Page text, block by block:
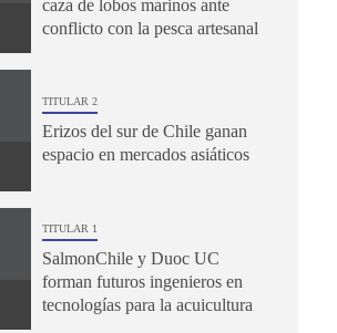
caza de lobos marinos ante
conflicto con la pesca artesanal
TITULAR 2
Erizos del sur de Chile ganan
espacio en mercados asiáticos
TITULAR 1
SalmonChile y Duoc UC
forman futuros ingenieros en
tecnologías para la acuicultura